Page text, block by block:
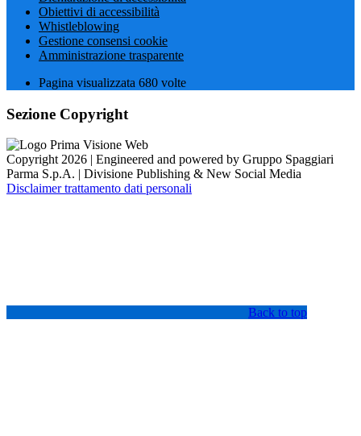
Obiettivi di accessibilità
Whistleblowing
Gestione consensi cookie
Amministrazione trasparente
Pagina visualizzata 680 volte
Sezione Copyright
Copyright 2026 | Engineered and powered by Gruppo Spaggiari
Parma S.p.A. | Divisione Publishing & New Social Media
Disclaimer trattamento dati personali
Back to top